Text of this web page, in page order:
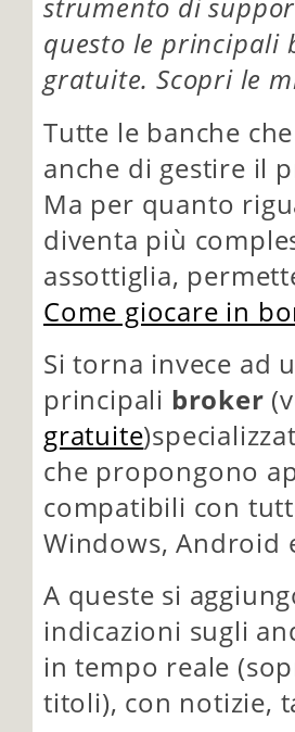
strumento di
questo le principali
gratuite. Scopri le
Tutte le banche
anche di gestire il
Ma per quanto
diventa più
assottiglia,
Come giocare in
Si torna invece ad
principali broker
gratuite
che propongono
compatibili con
Windows, Android
A queste si
indicazioni sugli
in tempo reale
titoli), con notizie,